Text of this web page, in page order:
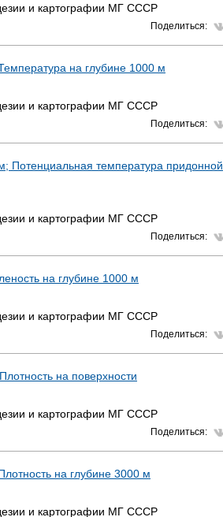
и картографии МГ СССР
Поделиться:
на глубине 1000 м
и картографии МГ СССР
Поделиться:
Потенциальная температура придонной
и картографии МГ СССР
Поделиться:
на глубине 1000 м
и картографии МГ СССР
Поделиться:
на поверхности
и картографии МГ СССР
Поделиться:
на глубине 3000 м
и картографии МГ СССР